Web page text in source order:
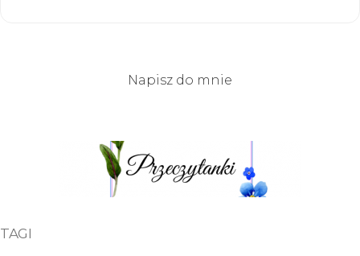
Napisz do mnie
TAGI